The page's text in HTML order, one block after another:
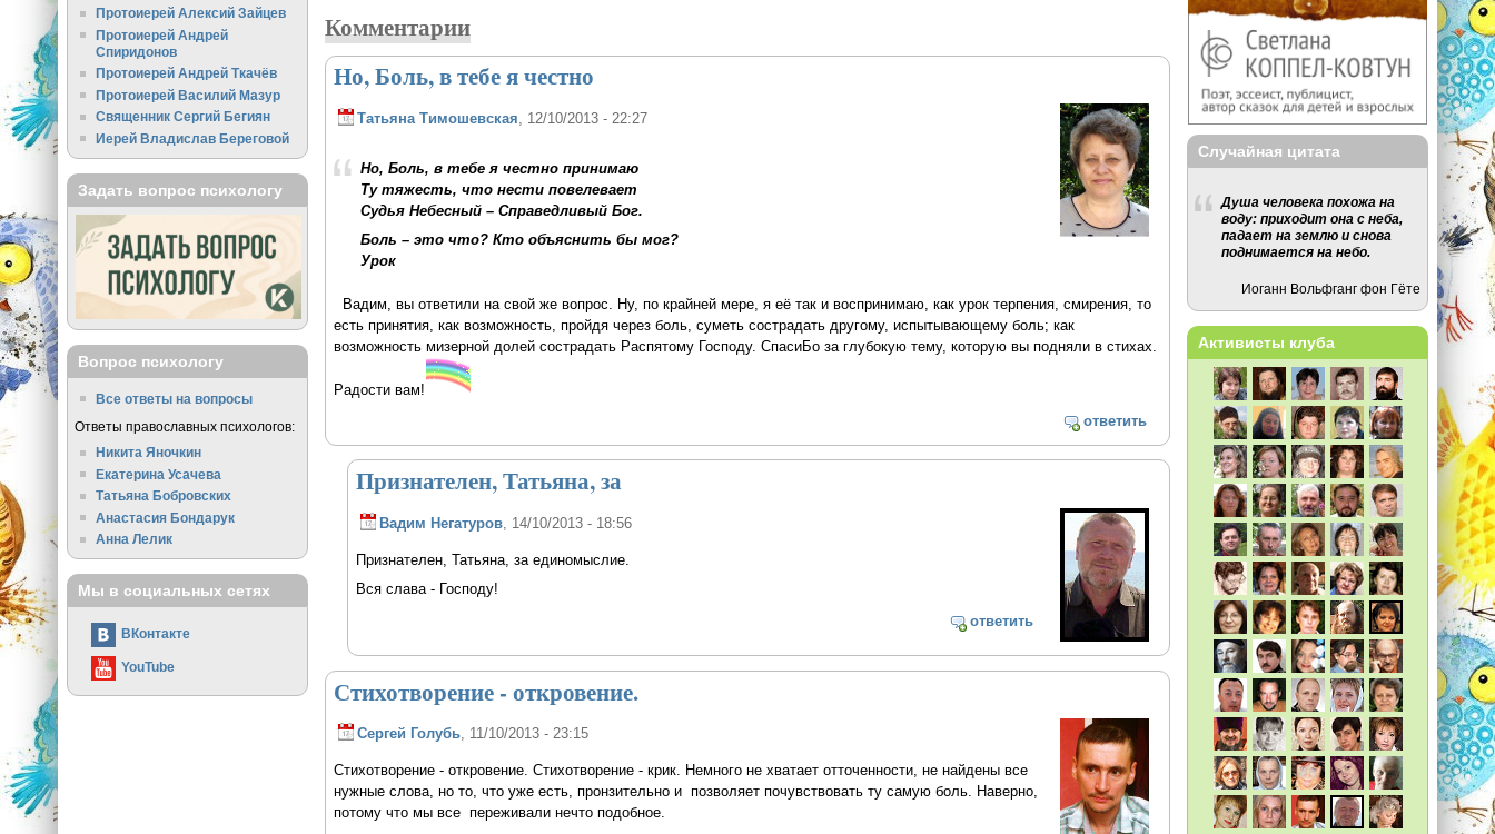
Комментарии
Но, Боль, в тебе я честно
Татьяна Тимошевская, 12/10/2013 - 22:27
Но, Боль, в тебе я честно принимаю
Ту тяжесть, что нести повелевает
Судья Небесный – Справедливый Бог.
Боль – это что? Кто объяснить бы мог?
Урок
Вадим, вы ответили на свой же вопрос. Ну, по крайней мере, я её так и воспринимаю, как урок терпения, смирения, то
есть принятия, как возможность, пройдя через боль, суметь сострадать другому, испытывающему боль; как
возможность мизерной долей сострадать Распятому Господу. СпасиБо за глубокую тему, которую вы подняли в стихах.
Радости вам!
ответить
Признателен, Татьяна, за
Вадим Негатуров, 14/10/2013 - 18:56
Признателен, Татьяна, за единомыслие.
Вся слава - Господу!
ответить
Стихотворение - откровение.
Сергей Голубь, 11/10/2013 - 23:15
Стихотворение - откровение. Стихотворение - крик. Немного не хватает отточенности, не найдены все
нужные слова, но то, что уже есть, пронзительно и позволяет почувствовать ту самую боль. Наверно,
потому что мы все переживали нечто подобное.
Протоиерей Алексий Зайцев
Протоиерей Андрей
Спиридонов
Протоиерей Андрей Ткачёв
Протоиерей Василий Мазур
Священник Сергий Бегиян
Иерей Владислав Береговой
Задать вопрос психологу
Вопрос психологу
Все ответы на вопросы
Ответы православных психологов:
Никита Яночкин
Екатерина Усачева
Татьяна Бобровских
Анастасия Бондарук
Анна Лелик
Мы в социальных сетях
ВКонтакте
YouTube
Случайная цитата
Душа человека похожа на
воду: приходит она с неба,
падает на землю и снова
поднимается на небо.
Иоганн Вольфганг фон Гёте
Активисты клуба